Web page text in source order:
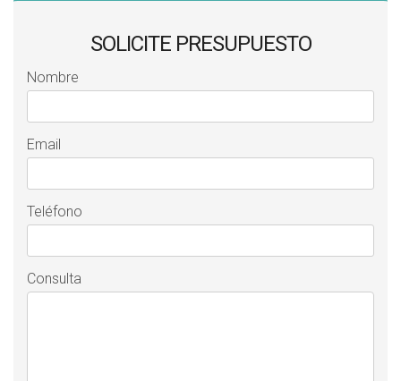
SOLICITE PRESUPUESTO
Nombre
Email
Teléfono
Consulta